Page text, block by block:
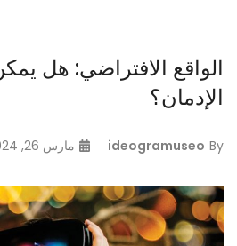
الواقع الافتراضي: هل
الإدمان؟
By
ideogramuseo مارس 26, 2024